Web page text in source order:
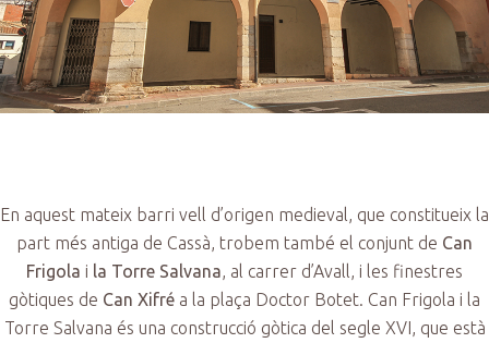
En aquest mateix barri vell d’origen medieval, que constitueix la
part més antiga de Cassà, trobem també el conjunt de Can
Frigola i la Torre Salvana , al carrer d’Avall, i les finestres
gòtiques de Can Xifré a la plaça Doctor Botet. Can Frigola i la
Torre Salvana és una construcció gòtica del segle XVI, que està